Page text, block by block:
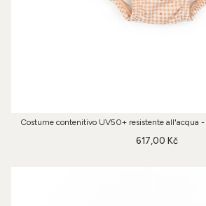
Costume contenitivo UV50+ resistente all'acqua
617,00 Kč